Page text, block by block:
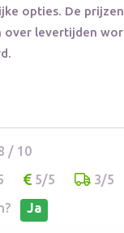
opties. De
over levertijden
/ 10
5/5
3/5
Ja